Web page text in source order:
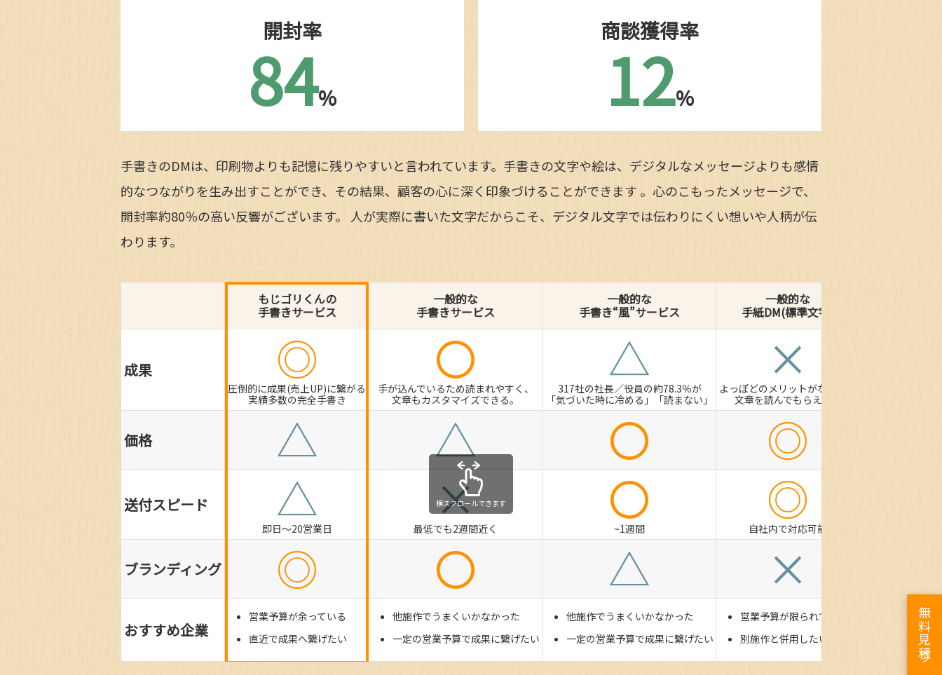
開封率
84%
商談獲得率
12%
手書きのDMは、印刷物よりも記憶に残りやすいと言われています。手書きの文字や絵は、デジタルなメッセージよりも感情
的なつながりを生み出すことができ、その結果、顧客の心に深く印象づけることができます 。心のこもったメッセージで、
開封率約80％の高い反響がございます。 人が実際に書いた文字だからこそ、デジタル文字では伝わりにくい想いや人柄が伝
わります。
もじゴリくんの
手書きサービス
一般的な
手書きサービス
一般的な
手書き“風”サービス
一般的な
手紙DM(標準文字)
成果 ◎
圧倒的に成果(売上UP)に繋がる
実績多数の完全手書き
〇
手が込んでいるため読まれやすく、
文章もカスタマイズできる。
△
317社の社長／役員の約78.3％が
「気づいた時に冷める」「読まない」
×
よっぽどのメリットがない限り
文章を読んでもらえない
価格 △ △ 〇 ◎
送付スピード △
即日～20営業日
×
最低でも2週間近く
〇
~1週間
◎
自社内で対応可能
ブランディング ◎ 〇 △ ×
おすすめ企業
営業予算が余っている
直近で成果へ繋げたい
他施作でうまくいかなかった
一定の営業予算で成果に繋げたい
他施作でうまくいかなかった
一定の営業予算で成果に繋げたい
営業予算が限られている
別施作と併用したい
横スクロールできます
無料見積り